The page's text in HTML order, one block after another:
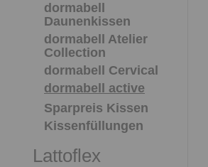
dormabell
Daunenkissen
dormabell Atelier
Collection
dormabell Cervical
dormabell active
Sparpreis Kissen
Kissenfüllungen
Lattoflex